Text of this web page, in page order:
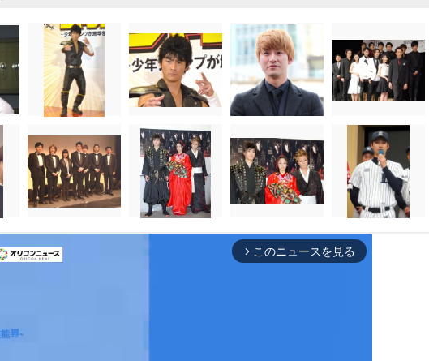
arrow_forward_ios このニュースを見る